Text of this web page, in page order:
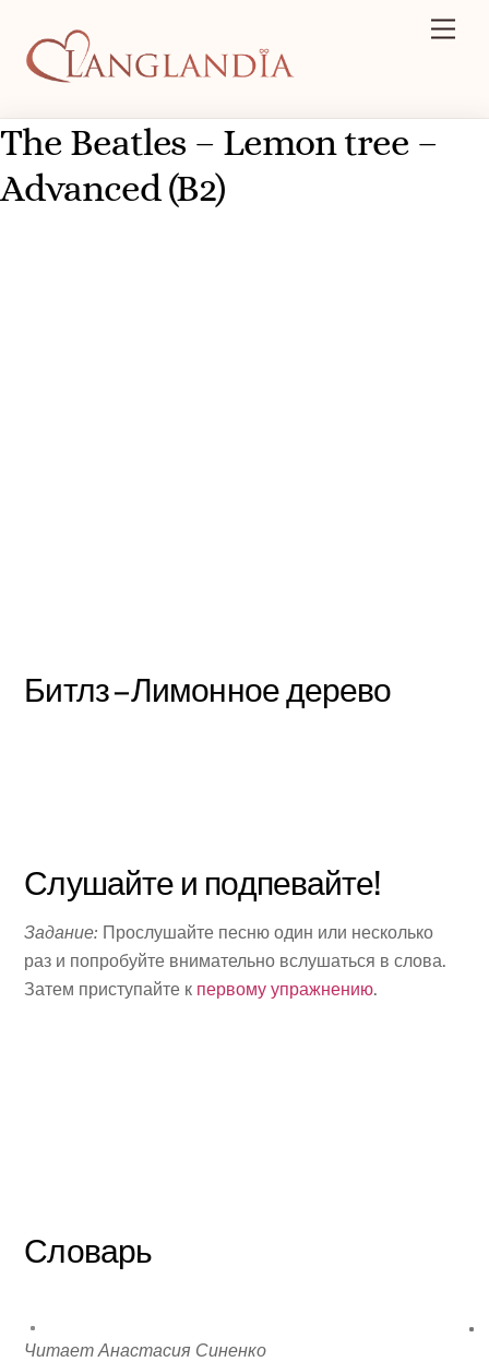
content
The Beatles – Lemon tree –
Advanced (B2)
Битлз – Лимонное дерево
Слушайте и подпевайте!
Задание: Прослушайте песню один или несколько
раз и попробуйте внимательно вслушаться в слова.
Затем приступайте к первому упражнению.
Словарь
Читает Анастасия Синенко